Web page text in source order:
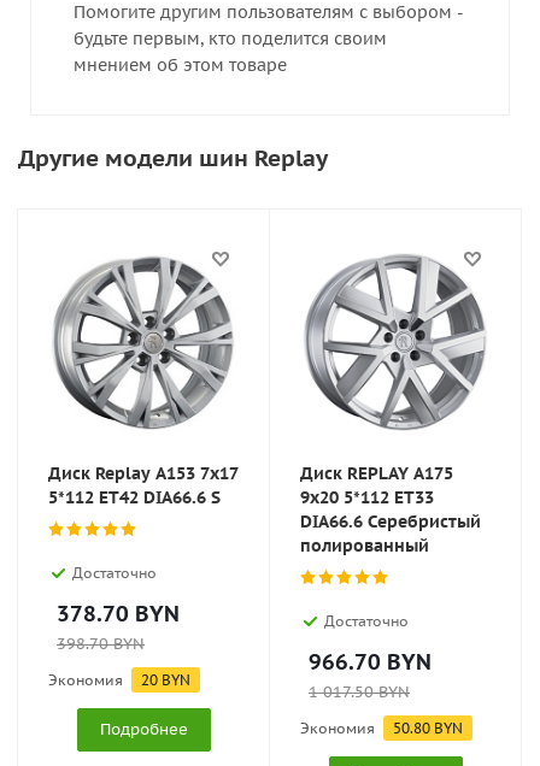
Помогите другим пользователям с выбором -
будьте первым, кто поделится своим
мнением об этом товаре
Другие модели шин Replay
Диск Replay A153 7x17
5*112 ET42 DIA66.6 S
Достаточно
378.70 BYN
398.70BYN
Экономия 20 BYN
Подробнее
Диск REPLAY A175
9x20 5*112 ET33
DIA66.6 Серебристый
полированный
Достаточно
966.70 BYN
1 017.50BYN
Экономия 50.80 BYN